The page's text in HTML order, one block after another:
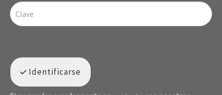
Identificarse